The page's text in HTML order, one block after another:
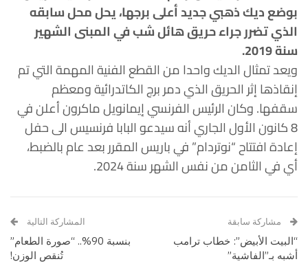
بوضع ديك ذهبي جديد أعلى برجها، يحل محل سابقه
الذي تضرر جراء حريق هائل شب في المبنى الشهير
سنة 2019.
ويعد تمثال الديك واحدا من القطع الفنية المهمة التي تم
إنقاذها إثر الحريق الذي دمر برج الكاتدرائية ومعظم
سقفها. وكان الرئيس الفرنسي إيمانويل ماكرون أعلن في
8 كانون الأول الجاري أنه سيدعو البابا فرنسيس الى حفل
إعادة افتتاح “نوتردام” في باريس المقرر بعد عام بالضبط،
أي في الثامن من نفس الشهر سنة 2024.
مشاركة سابقة
“البيت الأبيض”: خطاب ترامب
أشبه بـ”الفاشية”
المشاركة التالية
بنسبة 90%.. “صورة الطعام”
تُنقص الوزن!